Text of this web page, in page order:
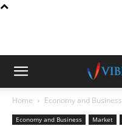
Home Economy and Business
Economy and Business Market